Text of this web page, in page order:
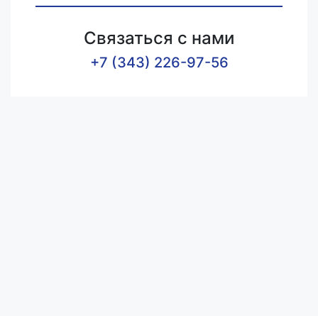
Связаться с нами
+7 (343) 226-97-56